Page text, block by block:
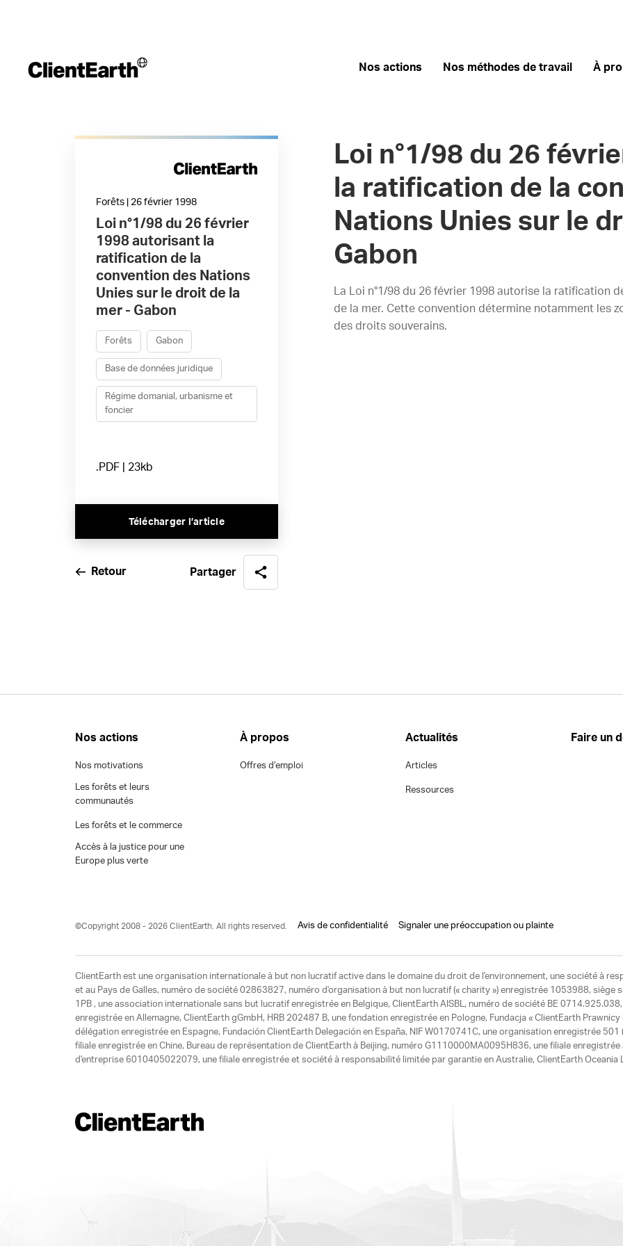
Nos actions Nos méthodes de travail À
Forêts | 26 février 1998
Loi n°1/98 du 26 février
1998 autorisant la
ratification de la
convention des Nations
Unies sur le droit de la
mer - Gabon
Forêts Gabon
Base de données juridique
Régime domanial, urbanisme et
foncier
.PDF | 23kb
Télécharger l’article
Retour Partager
Loi n°1/98 du 26
la ratification de la
Nations Unies sur le
Gabon
La Loi n°1/98 du 26 février 1998 autorise la ratification
de la mer. Cette convention détermine notamment les
des droits souverains.
Nos actions
Nos motivations
Les forêts et leurs
communautés
Les forêts et le commerce
Accès à la justice pour une
Europe plus verte
À propos
Offres d’emploi
Actualités
Articles
Ressources
Faire un
©Copyright 2008 - 2026 ClientEarth. All rights reserved. Avis de confidentialité Signaler une préoccupation ou plainte
ClientEarth est une organisation internationale à but non lucratif active dans le domaine du droit de l'environnement, une société à
et au Pays de Galles, numéro de société 02863827, numéro d'organisation à but non lucratif (« charity ») enregistrée 1053988, siège
1PB , une association internationale sans but lucratif enregistrée en Belgique, ClientEarth AISBL, numéro de société BE
enregistrée en Allemagne, ClientEarth gGmbH, HRB 202487 B, une fondation enregistrée en Pologne, Fundacja « ClientEarth
délégation enregistrée en Espagne, Fundación ClientEarth Delegación en España, NIF W0170741C, une organisation enregistrée
filiale enregistrée en Chine, Bureau de représentation de ClientEarth à Beijing, numéro G1110000MA0095H836, une filiale
d'entreprise 6010405022079, une filiale enregistrée et société à responsabilité limitée par garantie en Australie, ClientEarth